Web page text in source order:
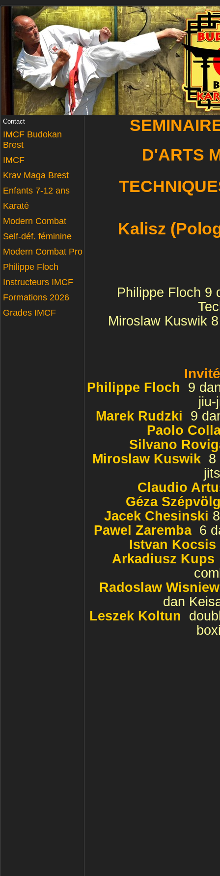
Contact
IMCF Budokan
Brest
IMCF
Krav Maga Brest
Enfants 7-12 ans
Karaté
Modern Combat
Self-déf. féminine
Modern Combat Pro
Philippe Floch
Instructeurs IMCF
Formations 2026
Grades IMCF
D'ARTS
Kalisz
Philippe Floch 9
Miroslaw Kuswik
Philippe Floch
9
jiu-
Marek Rudzki
9
Paolo
Silvano
Miroslaw Kuswik 8
Claudio
Géza
Jacek Chesinski
Pawel Zaremba 6
Istvan Kocsis
Arkadiusz Kups
Radoslaw
dan
Leszek Koltun